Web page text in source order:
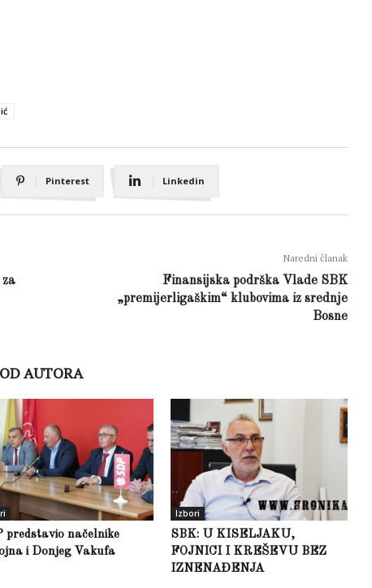
Pinterest Linkedin
Naredni članak
Finansijska podrška Vlade SBK
„premijerligaškim“ klubovima iz srednje
Bosne
AUTORA
predstavio načelnike
i Donjeg Vakufa
Izbori
SBK: U KISELJAKU,
FOJNICI I KREŠEVU BEZ
IZNENAĐENJA